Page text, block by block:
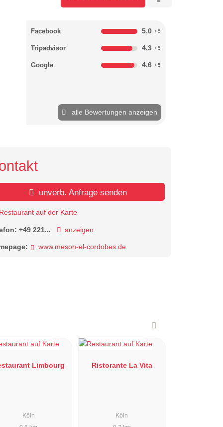
Facebook 5,0
Tripadvisor 4,3
Google 4,6
alle Bewertungen anzeigen
unverb. Anfrage senden
Restaurant auf der Karte
+49 221... anzeigen
www.meson-el-cordobes.de
Limbourg
Köln
Ristorante La Vita
Köln